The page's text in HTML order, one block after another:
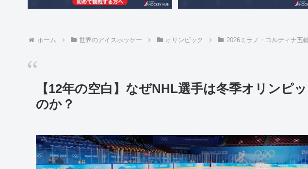
ホーム 世界のアイスホッケー オリンピック 2026ミラノ・コルティナ五
【12年の空白】なぜNHL選手は冬季オリンピ
のか？